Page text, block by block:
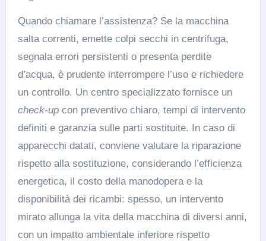
Quando chiamare l’assistenza? Se la macchina
salta correnti, emette colpi secchi in centrifuga,
segnala errori persistenti o presenta perdite
d’acqua, è prudente interrompere l’uso e richiedere
un controllo. Un centro specializzato fornisce un
check-upcon preventivo chiaro, tempi di intervento
definiti e garanzia sulle parti sostituite. In caso di
apparecchi datati, conviene valutare la riparazione
rispetto alla sostituzione, considerando l’efficienza
energetica, il costo della manodopera e la
disponibilità dei ricambi: spesso, un intervento
mirato allunga la vita della macchina di diversi anni,
con un impatto ambientale inferiore rispetto